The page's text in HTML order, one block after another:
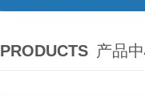
PRODUCTS 产品